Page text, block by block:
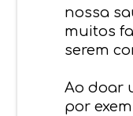
nossa
muitos
serem
Ao doar
por